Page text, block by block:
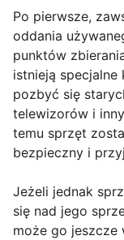
Po pierwsze,
oddania
punktów
istnieją specjalne
pozbyć się
telewizorów i
temu sprzęt
bezpieczny i
Jeżeli jednak
się nad jego
może go jeszcze